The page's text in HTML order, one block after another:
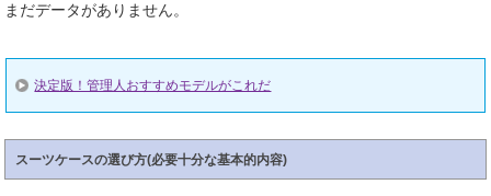
まだデータがありません。
決定版！管理人おすすめモデルがこれだ
スーツケースの選び方(必要十分な基本的内容)